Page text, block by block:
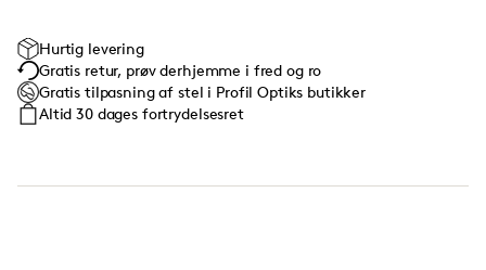
Hurtig levering
Gratis retur, prøv derhjemme i fred og ro
Gratis tilpasning af stel i Profil Optiks butikker
Altid 30 dages fortrydelsesret